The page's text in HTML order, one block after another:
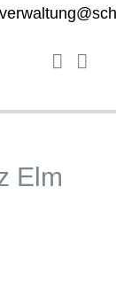
Elm